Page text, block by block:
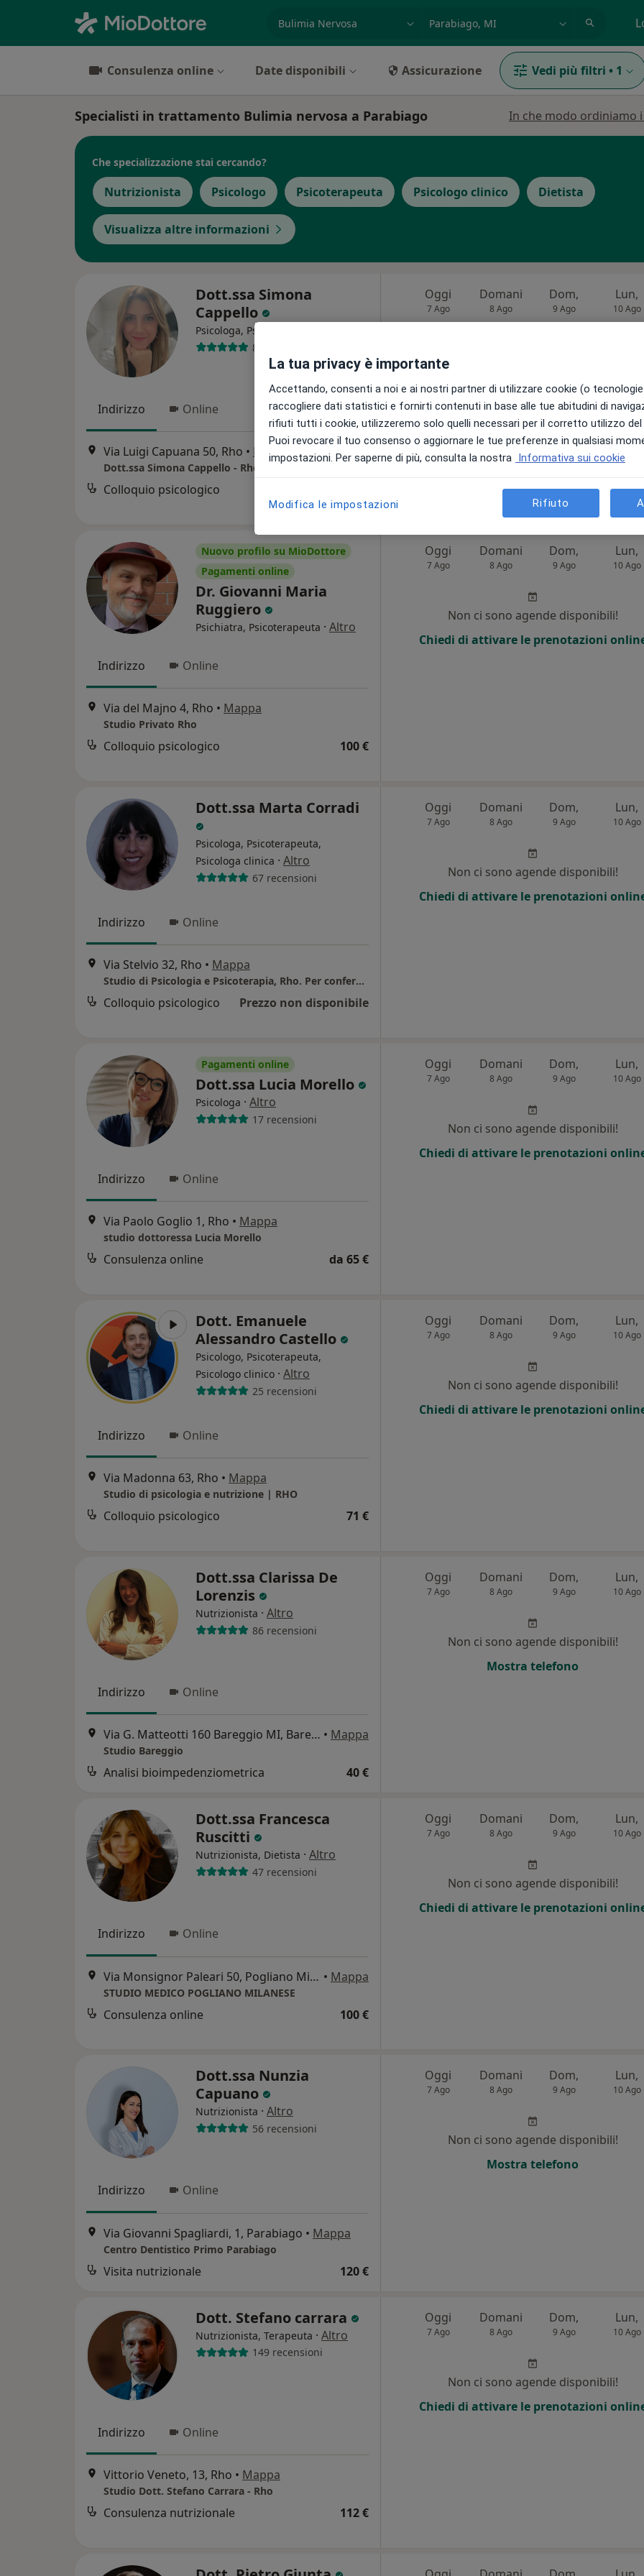
Consulenza online Date disponibili Assicurazione Vedi più filtri • 1
Specialisti in trattamento Bulimia nervosa a Parabiago In che modo ordiniamo
Che specializzazione stai cercando?
Nutrizionista Psicologo Psicoterapeuta Psicologo clinico Dietista
Visualizza altre informazioni
Dott.ssa Simona
Cappello
Psicologa, Psicologa clinica
86 recensioni
Indirizzo Online
Via Luigi Capuana 50, Rho • Mappa
Dott.ssa Simona Cappello - Rho
Colloquio psicologico
Oggi
7 Ago
Domani
8 Ago
Dom,
9 Ago
Lun,
10 Ago
Non ci sono agende disponibili!
Chiedi di attivare le prenotazioni online
Nuovo profilo su MioDottore
Pagamenti online
Dr. Giovanni Maria
Ruggiero
Psichiatra, Psicoterapeuta · Altro
Indirizzo Online
Via del Majno 4, Rho • Mappa
Studio Privato Rho
Colloquio psicologico 100 €
Oggi
7 Ago
Domani
8 Ago
Dom,
9 Ago
Lun,
10 Ago
Non ci sono agende disponibili!
Chiedi di attivare le prenotazioni
Dott.ssa Marta Corradi
Psicologa, Psicoterapeuta,
Psicologa clinica · Altro
67 recensioni
Indirizzo Online
Via Stelvio 32, Rho • Mappa
Studio di Psicologia e Psicoterapia, Rho. Per confermare la prenotazione necessario breve contatto telefonico verbale preliminare al colloquio tel. 3495301796
Colloquio psicologico Prezzo non disponibile
Oggi
7 Ago
Domani
8 Ago
Dom,
9 Ago
Lun,
10 Ago
Non ci sono agende disponibili!
Chiedi di attivare le prenotazioni
Pagamenti online
Dott.ssa Lucia Morello
Psicologa · Altro
17 recensioni
Indirizzo Online
Via Paolo Goglio 1, Rho • Mappa
studio dottoressa Lucia Morello
Consulenza online da 65 €
Oggi
7 Ago
Domani
8 Ago
Dom,
9 Ago
Lun,
10 Ago
Non ci sono agende disponibili!
Chiedi di attivare le prenotazioni
Dott. Emanuele
Alessandro Castello
Psicologo, Psicoterapeuta,
Psicologo clinico · Altro
25 recensioni
Indirizzo Online
Via Madonna 63, Rho • Mappa
Studio di psicologia e nutrizione | RHO
Colloquio psicologico 71 €
Oggi
7 Ago
Domani
8 Ago
Dom,
9 Ago
Lun,
10 Ago
Non ci sono agende disponibili!
Chiedi di attivare le prenotazioni
Dott.ssa Clarissa De
Lorenzis
Nutrizionista · Altro
86 recensioni
Indirizzo Online
Via G. Matteotti 160 Bareggio MI, Bareggio • Mappa
Studio Bareggio
Analisi bioimpedenziometrica 40 €
Oggi
7 Ago
Domani
8 Ago
Dom,
9 Ago
Lun,
10 Ago
Non ci sono agende disponibili!
Mostra telefono
Dott.ssa Francesca
Ruscitti
Nutrizionista, Dietista · Altro
47 recensioni
Indirizzo Online
Via Monsignor Paleari 50, Pogliano Milanese • Mappa
STUDIO MEDICO POGLIANO MILANESE
Consulenza online 100 €
Oggi
7 Ago
Domani
8 Ago
Dom,
9 Ago
Lun,
10 Ago
Non ci sono agende disponibili!
Chiedi di attivare le prenotazioni
Dott.ssa Nunzia
Capuano
Nutrizionista · Altro
56 recensioni
Indirizzo Online
Via Giovanni Spagliardi, 1, Parabiago • Mappa
Centro Dentistico Primo Parabiago
Visita nutrizionale 120 €
Oggi
7 Ago
Domani
8 Ago
Dom,
9 Ago
Lun,
10 Ago
Non ci sono agende disponibili!
Mostra telefono
Dott. Stefano carrara
Nutrizionista, Terapeuta · Altro
149 recensioni
Indirizzo Online
Vittorio Veneto, 13, Rho • Mappa
Studio Dott. Stefano Carrara - Rho
Consulenza nutrizionale 112 €
Oggi
7 Ago
Domani
8 Ago
Dom,
9 Ago
Lun,
10 Ago
Non ci sono agende disponibili!
Chiedi di attivare le prenotazioni
La tua privacy è importante
Accettando, consenti a noi e ai nostri partner di utilizzare cookie (o
raccogliere dati statistici e fornirti contenuti in base alle tue abitudini di
rifiuti tutti i cookie, utilizzeremo solo quelli necessari per il corretto utilizzo
Puoi revocare il tuo consenso o aggiornare le tue preferenze in qualsiasi
impostazioni. Per saperne di più, consulta la nostra Informativa sui cookie
Modifica le impostazioni Rifiuto